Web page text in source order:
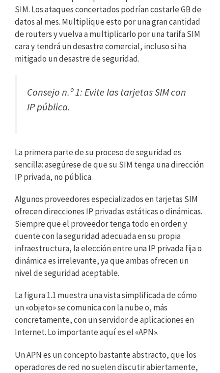
SIM. Los ataques concertados podrían costarle GB de
datos al mes. Multiplique esto por una gran cantidad
de routers y vuelva a multiplicarlo por una tarifa SIM
cara y tendrá un desastre comercial, incluso si ha
mitigado un desastre de seguridad.
Consejo n.º 1: Evite las tarjetas SIM con
IP pública.
La primera parte de su proceso de seguridad es
sencilla: asegúrese de que su SIM tenga una dirección
IP privada, no pública.
Algunos proveedores especializados en tarjetas SIM
ofrecen direcciones IP privadas estáticas o dinámicas.
Siempre que el proveedor tenga todo en orden y
cuente con la seguridad adecuada en su propia
infraestructura, la elección entre una IP privada fija o
dinámica es irrelevante, ya que ambas ofrecen un
nivel de seguridad aceptable.
La figura 1.1 muestra una vista simplificada de cómo
un «objeto» se comunica con la nube o, más
concretamente, con un servidor de aplicaciones en
Internet. Lo importante aquí es el «APN».
Un APN es un concepto bastante abstracto, que los
operadores de red no suelen discutir abiertamente,